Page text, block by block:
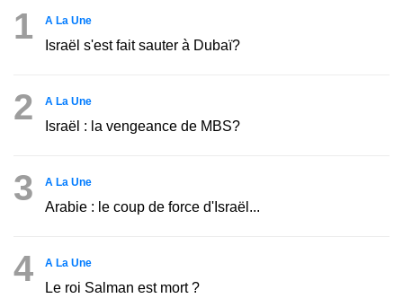
1 A La Une
Israël s'est fait sauter à Dubaï?
2 A La Une
Israël : la vengeance de MBS?
3 A La Une
Arabie : le coup de force d'Israël...
4 A La Une
Le roi Salman est mort ?